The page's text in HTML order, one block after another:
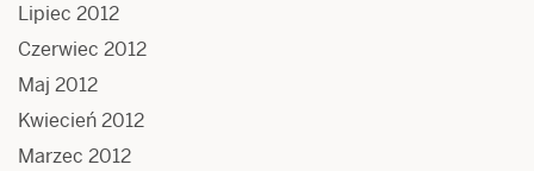
Lipiec 2012
Czerwiec 2012
Maj 2012
Kwiecień 2012
Marzec 2012